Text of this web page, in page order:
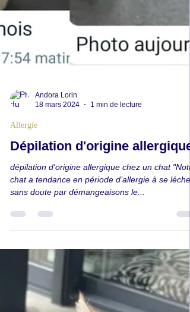
Andora Lorin
18 mars 2024
1 min de lecture
Allergie
Dépilation d'origine allergique
chat a tendance en période d’allergie à se lécher
sans doute par démangeaisons le...